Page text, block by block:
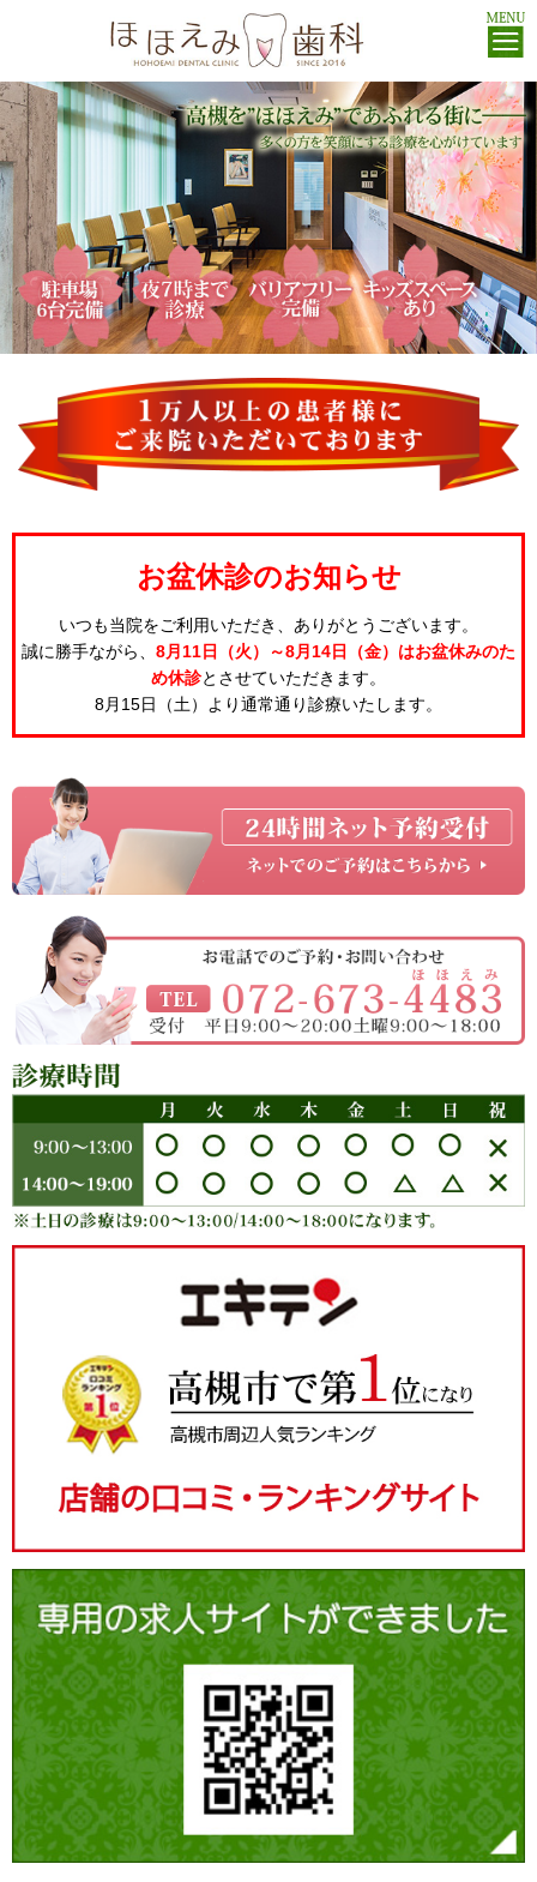
お盆休診のお知らせ
いつも当院をご利用いただき、ありがとうございます。
誠に勝手ながら、 8月11日（火）～8月14日（金）はお盆休みのた
め休診とさせていただきます。
8月15日（土）より通常通り診療いたします。